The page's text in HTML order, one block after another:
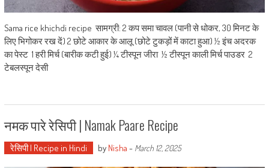
Sama rice khichdi recipe सामग्री: 2 कप समा चावल (पानी से धोकर, 30 मिनट के
लिए भिगोकर रख दें) 2 छोटे आकार के आलू (छोटे टुकड़ों में काटा हुआ) ½ इंच अदरक
का पेस्ट 1 हरी मिर्च (बारीक कटी हुई) ¼ टीस्पून जीरा ½ टीस्पून काली मिर्च पाउडर 2
टेबलस्पून देसी
नमक पारे रेसिपी | Namak Paare Recipe
रेसिपी | Recipe in Hindi by Nisha - March 12, 2025